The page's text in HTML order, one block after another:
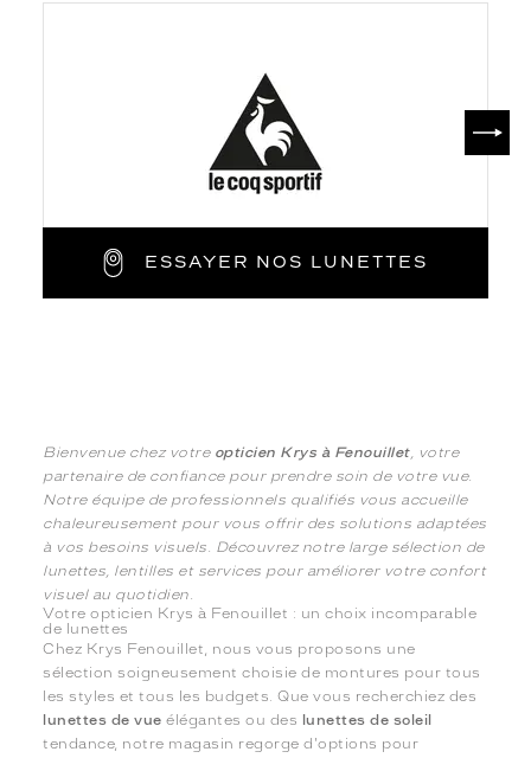
ESSAYER NOS LUNETTES
Bienvenue chez votre opticien Krys à Fenouillet, votre
partenaire de confiance pour prendre soin de votre vue.
Notre équipe de professionnels qualifiés vous accueille
chaleureusement pour vous offrir des solutions adaptées
à vos besoins visuels. Découvrez notre large sélection de
lunettes, lentilles et services pour améliorer votre confort
visuel au quotidien.
Votre opticien Krys à Fenouillet : un choix incomparable
de lunettes
Chez Krys Fenouillet, nous vous proposons une
sélection soigneusement choisie de montures pour tous
les styles et tous les budgets. Que vous recherchiez des
lunettes de vue élégantes ou des lunettes de soleil
tendance, notre magasin regorge d'options pour